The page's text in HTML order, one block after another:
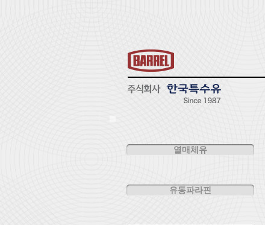
열매체유
유동파라핀